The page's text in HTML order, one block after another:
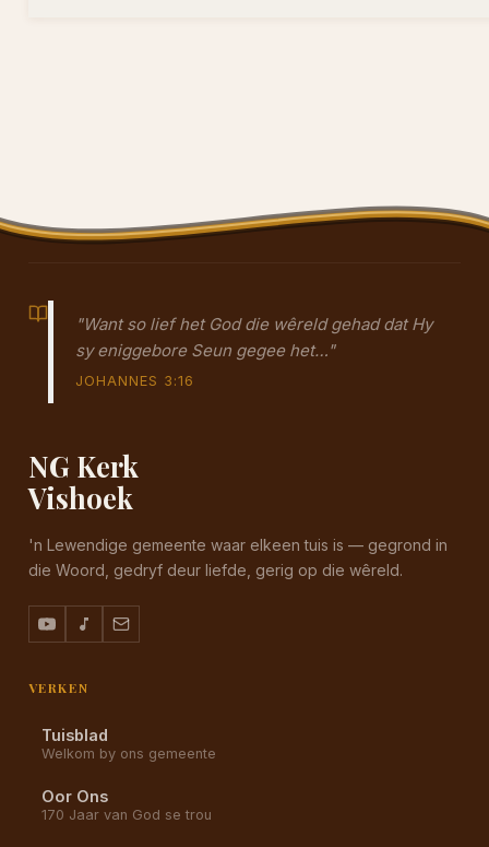
"Want so lief het God die wêreld gehad dat Hy
sy eniggebore Seun gegee het…"
JOHANNES 3:16
NG Kerk
Vishoek
'n Lewendige gemeente waar elkeen tuis is — gegrond in
die Woord, gedryf deur liefde, gerig op die wêreld.
VERKEN
Tuisblad
Welkom by ons gemeente
Oor Ons
170 Jaar van God se trou